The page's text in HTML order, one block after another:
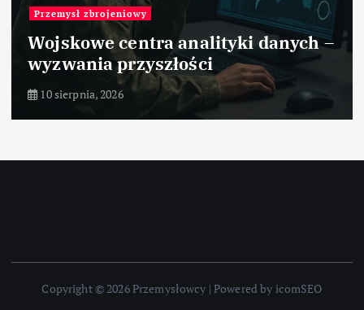
Przemysł zbrojeniowy
Wojskowe centra analityki danych –
wyzwania przyszłości
10 sierpnia, 2026
Copyright © 2026 Przemysłowcy | Powered by icomSEO